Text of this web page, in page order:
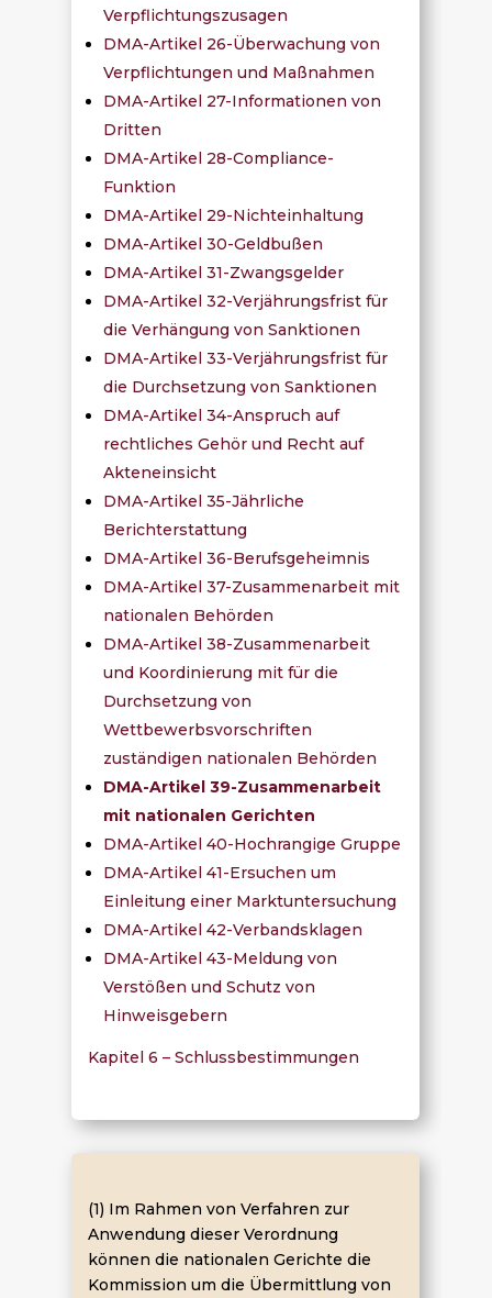
Verpflichtungszusagen
DMA-Artikel 26-Überwachung von
Verpflichtungen und Maßnahmen
DMA-Artikel 27-Informationen von
Dritten
DMA-Artikel 28-Compliance-
Funktion
DMA-Artikel 29-Nichteinhaltung
DMA-Artikel 30-Geldbußen
DMA-Artikel 31-Zwangsgelder
DMA-Artikel 32-Verjährungsfrist für
die Verhängung von Sanktionen
DMA-Artikel 33-Verjährungsfrist für
die Durchsetzung von Sanktionen
DMA-Artikel 34-Anspruch auf
rechtliches Gehör und Recht auf
Akteneinsicht
DMA-Artikel 35-Jährliche
Berichterstattung
DMA-Artikel 36-Berufsgeheimnis
DMA-Artikel 37-Zusammenarbeit mit
nationalen Behörden
DMA-Artikel 38-Zusammenarbeit
und Koordinierung mit für die
Durchsetzung von
Wettbewerbsvorschriften
zuständigen nationalen Behörden
DMA-Artikel 39-Zusammenarbeit
mit nationalen Gerichten
DMA-Artikel 40-Hochrangige Gruppe
DMA-Artikel 41-Ersuchen um
Einleitung einer Marktuntersuchung
DMA-Artikel 42-Verbandsklagen
DMA-Artikel 43-Meldung von
Verstößen und Schutz von
Hinweisgebern
Kapitel 6 – Schlussbestimmungen
(1) Im Rahmen von Verfahren zur
Anwendung dieser Verordnung
können die nationalen Gerichte die
Kommission um die Übermittlung von